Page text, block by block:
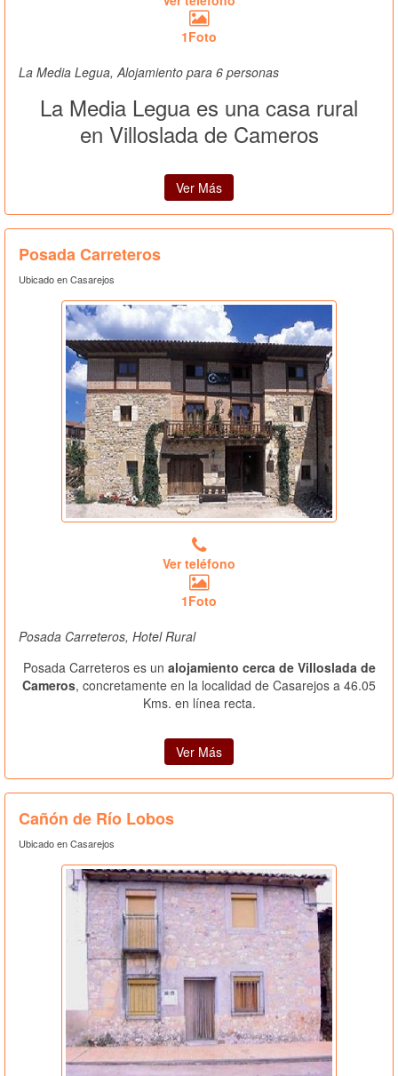
1Foto
La Media Legua, Alojamiento para 6 personas
La Media Legua es una casa rural
en Villoslada de Cameros
Ver Más
Posada Carreteros
Ubicado en Casarejos
Ver teléfono
1Foto
Posada Carreteros, Hotel Rural
Posada Carreteros es un alojamiento cerca de Villoslada de
Cameros, concretamente en la localidad de Casarejos a 46.05
Kms. en línea recta.
Ver Más
Cañón de Río Lobos
Ubicado en Casarejos